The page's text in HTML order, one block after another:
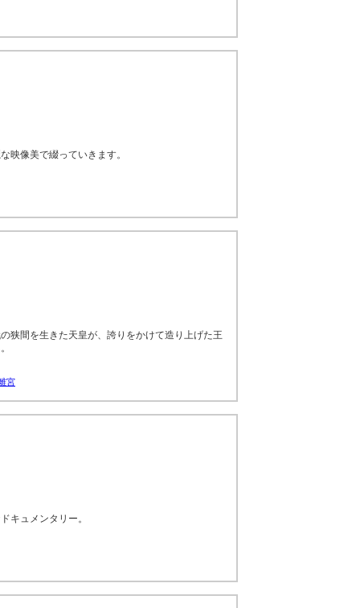
映像美で綴っていきます。
狭間を生きた天皇が、誇りをかけて造り上げた王
宮
キュメンタリー。